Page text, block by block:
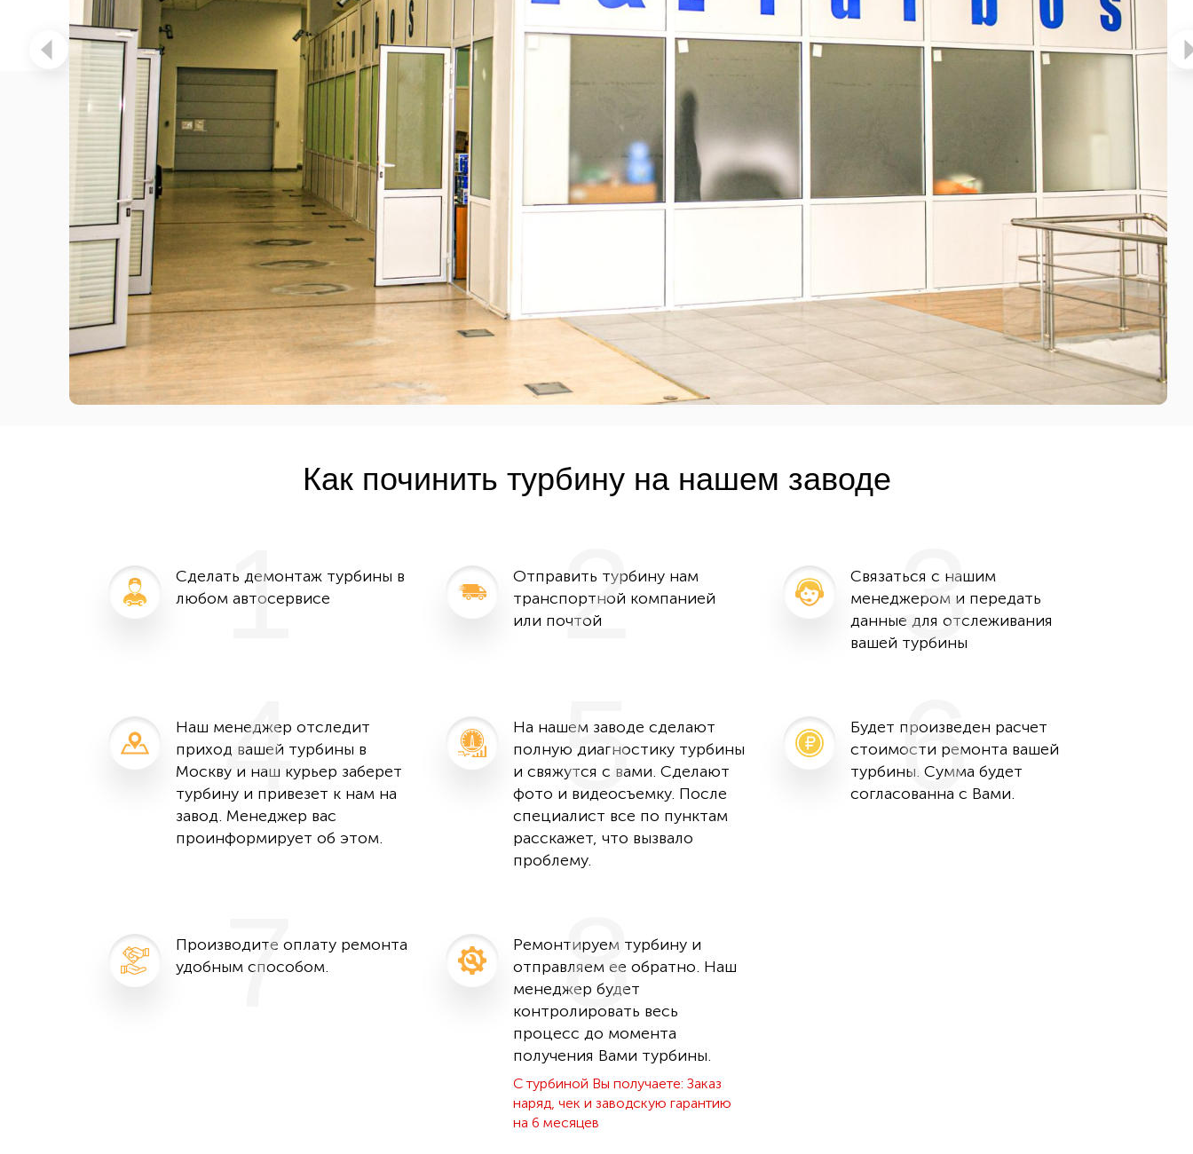
Как починить турбину на нашем заводе
Сделать демонтаж турбины в
любом автосервисе
1
Отправить турбину нам
транспортной компанией
или почтой
2
Связаться с нашим
менеджером и передать
данные для отслеживания
вашей турбины
3
Наш менеджер отследит
приход вашей турбины в
Москву и наш курьер заберет
турбину и привезет к нам на
завод. Менеджер вас
проинформирует об этом.
4
На нашем заводе сделают
полную диагностику турбины
и свяжутся с вами. Сделают
фото и видеосъемку. После
специалист все по пунктам
расскажет, что вызвало
проблему.
5
Будет произведен расчет
стоимости ремонта вашей
турбины. Сумма будет
согласованна с Вами.
6
Производите оплату ремонта
удобным способом.
7
Ремонтируем турбину и
отправляем ее обратно. Наш
менеджер будет
контролировать весь
процесс до момента
получения Вами турбины.
С турбиной Вы получаете: Заказ
наряд, чек и заводскую гарантию
на 6 месяцев
8